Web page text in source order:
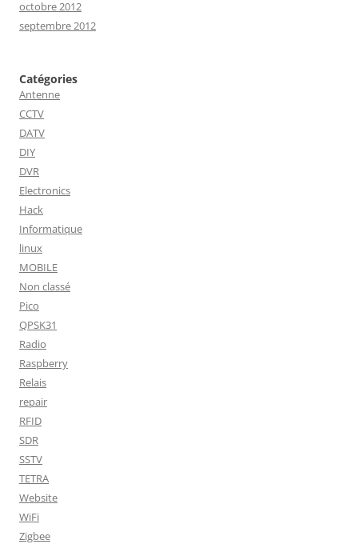
octobre 2012
septembre 2012
Catégories
Antenne
CCTV
DATV
DIY
DVR
Electronics
Hack
Informatique
linux
MOBILE
Non classé
Pico
QPSK31
Radio
Raspberry
Relais
repair
RFID
SDR
SSTV
TETRA
Website
WiFi
Zigbee